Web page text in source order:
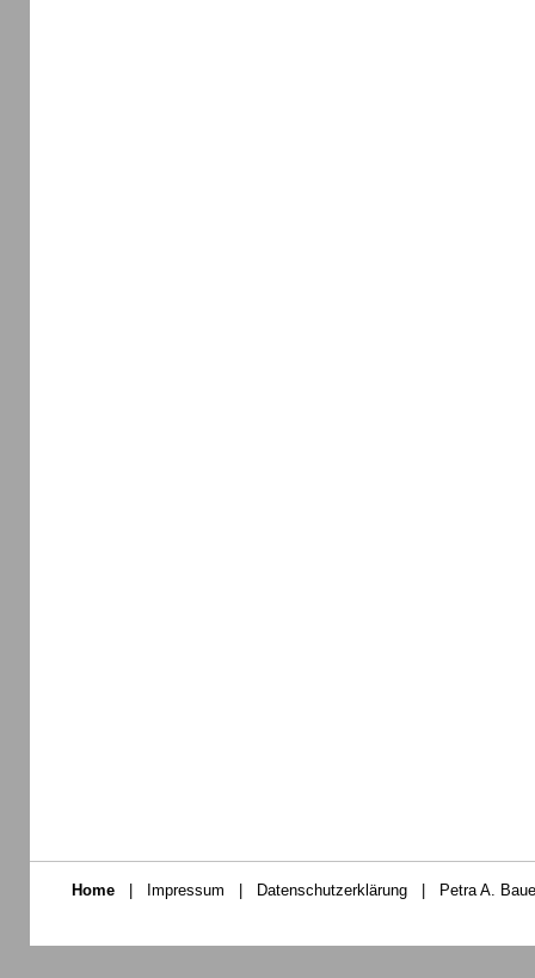
Home Impressum Datenschutzerklärung Petra A.